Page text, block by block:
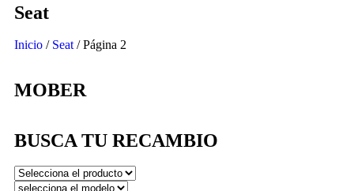
Seat
Inicio / Seat / Página 2
MOBER
BUSCA TU RECAMBIO